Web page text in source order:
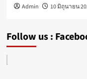
Admin 10 มิถุนายน
Follow us :